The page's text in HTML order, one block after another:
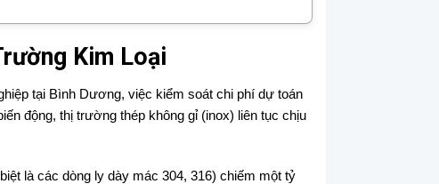
Kim Loại
tại Bình Dương, việc kiểm soát chi phí dự toán
động, thị trường thép không gỉ (inox) liên tục chịu
là các dòng ly dày mác 304, 316) chiếm một tỷ